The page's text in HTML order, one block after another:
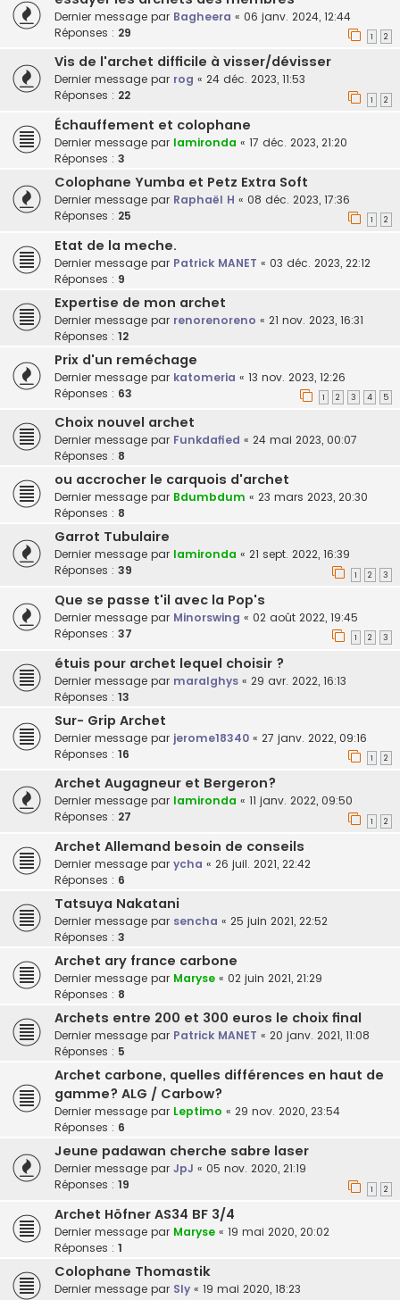
Dernier message par Bagheera « 06 janv. 2024, 12:44
Réponses : 29 1 2
Vis de l'archet difficile à visser/dévisser
Dernier message par rog « 24 déc. 2023, 11:53
Réponses : 22 1 2
Échauffement et colophane
Dernier message par lamironda « 17 déc. 2023, 21:20
Réponses : 3
Colophane Yumba et Petz Extra Soft
Dernier message par Raphaël H « 08 déc. 2023, 17:36
Réponses : 25 1 2
Etat de la meche.
Dernier message par Patrick MANET « 03 déc. 2023, 22:12
Réponses : 9
Expertise de mon archet
Dernier message par renorenoreno « 21 nov. 2023, 16:31
Réponses : 12
Prix d'un reméchage
Dernier message par katomeria « 13 nov. 2023, 12:26
Réponses : 63 1 2 3 4 5
Choix nouvel archet
Dernier message par Funkdafied « 24 mai 2023, 00:07
Réponses : 8
ou accrocher le carquois d'archet
Dernier message par Bdumbdum « 23 mars 2023, 20:30
Réponses : 8
Garrot Tubulaire
Dernier message par lamironda « 21 sept. 2022, 16:39
Réponses : 39 1 2 3
Que se passe t'il avec la Pop's
Dernier message par Minorswing « 02 août 2022, 19:45
Réponses : 37 1 2 3
étuis pour archet lequel choisir ?
Dernier message par maralghys « 29 avr. 2022, 16:13
Réponses : 13
Sur- Grip Archet
Dernier message par jerome18340 « 27 janv. 2022, 09:16
Réponses : 16 1 2
Archet Augagneur et Bergeron?
Dernier message par lamironda « 11 janv. 2022, 09:50
Réponses : 27 1 2
Archet Allemand besoin de conseils
Dernier message par ycha « 26 juil. 2021, 22:42
Réponses : 6
Tatsuya Nakatani
Dernier message par sencha « 25 juin 2021, 22:52
Réponses : 3
Archet ary france carbone
Dernier message par Maryse « 02 juin 2021, 21:29
Réponses : 8
Archets entre 200 et 300 euros le choix final
Dernier message par Patrick MANET « 20 janv. 2021, 11:08
Réponses : 5
Archet carbone, quelles différences en haut de
gamme? ALG / Carbow?
Dernier message par Leptimo « 29 nov. 2020, 23:54
Réponses : 6
Jeune padawan cherche sabre laser
Dernier message par JpJ « 05 nov. 2020, 21:19
Réponses : 19 1 2
Archet Höfner AS34 BF 3/4
Dernier message par Maryse « 19 mai 2020, 20:02
Réponses : 1
Colophane Thomastik
Dernier message par Sly « 19 mai 2020, 18:23